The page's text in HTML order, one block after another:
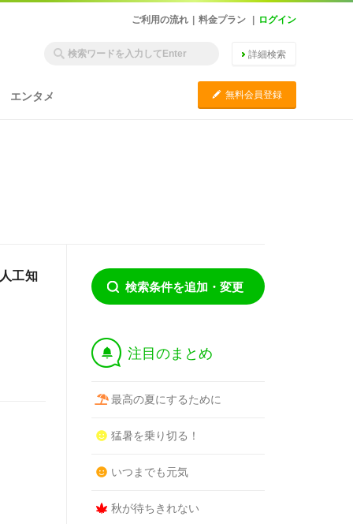
ご利用の流れ 料金プラン ログイン
詳細検索
エンタメ C 無料会員登録
工知
検索条件を追加・変更
† 注目のまとめ
最高の夏にするために
猛暑を乗り切る！
いつまでも元気
秋が待ちきれない